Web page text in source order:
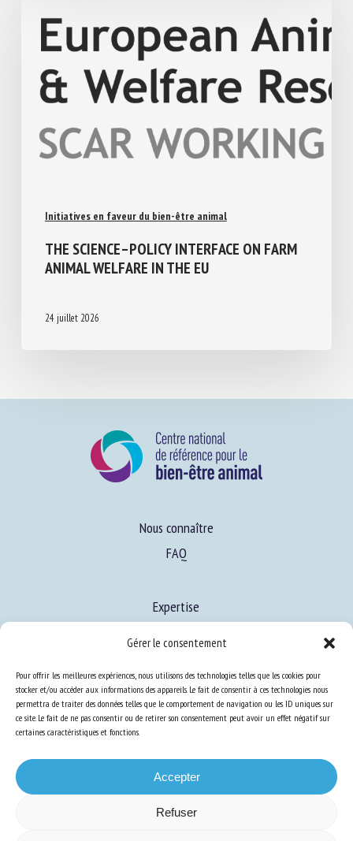
Gérer le consentement
Pour offrir les meilleures expériences, nous utilisons des technologies telles que les cookies pour
stocker et/ou accéder aux informations des appareils. Le fait de consentir à ces technologies nous
permettra de traiter des données telles que le comportement de navigation ou les ID uniques sur
ce site. Le fait de ne pas consentir ou de retirer son consentement peut avoir un effet négatif sur
certaines caractéristiques et fonctions.
Accepter
Refuser
Initiatives en faveur du bien-être animal
THE SCIENCE–POLICY INTERFACE ON FARM
ANIMAL WELFARE IN THE EU
24 juillet 2026
Nous connaître
FAQ
Expertise
S’informer sur le BEA
Ressources
S’abonner aux actualités